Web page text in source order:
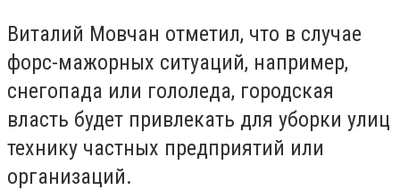
Виталий Мовчан отметил, что в случае
форс-мажорных ситуаций, например,
снегопада или гололеда, городская
власть будет привлекать для уборки улиц
технику частных предприятий или
организаций.